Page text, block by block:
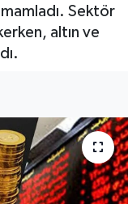
Sektör
altın ve